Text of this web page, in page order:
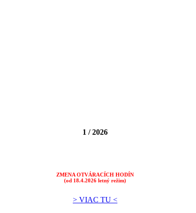
1 / 2026
ZMENA OTVÁRACÍCH HODÍN
(od 18.4.2026 letný režim)
> VIAC TU <